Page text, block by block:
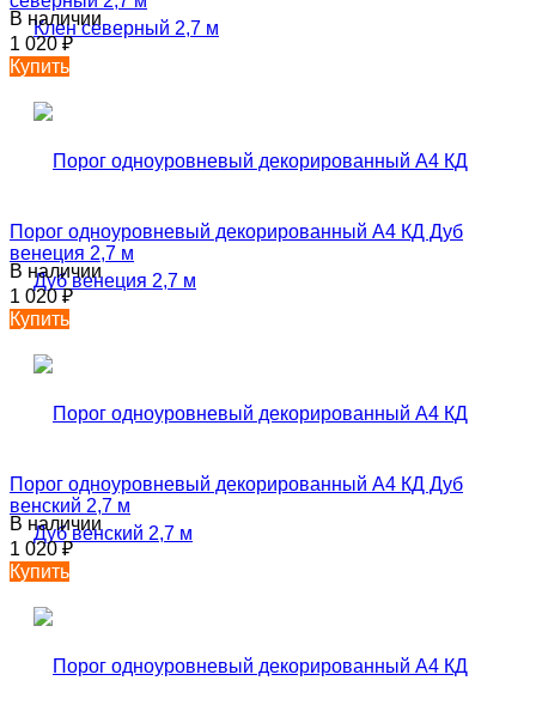
В наличии
1 020₽
Купить
Порог одноуровневый декорированный А4 КД Дуб
венеция 2,7 м
В наличии
1 020₽
Купить
Порог одноуровневый декорированный А4 КД Дуб
венский 2,7 м
В наличии
1 020₽
Купить